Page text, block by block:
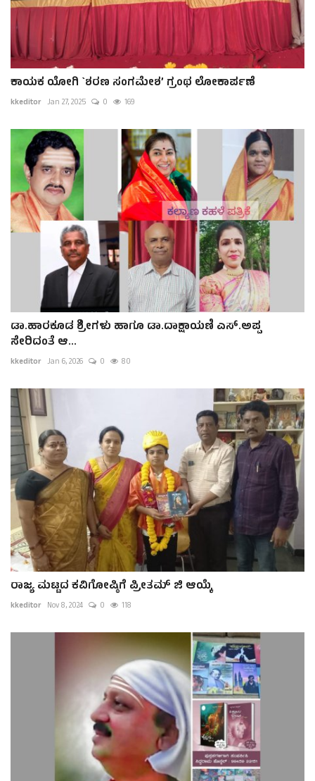
ಕಾಯಕ ಯೋಗಿ `ಶರಣ ಸಂಗಮೇಶ’ ಗ್ರಂಥ ಲೋಕಾರ್ಪಣೆ
kkeditor Jan 27, 2025 0 169
ಡಾ.ಹಾರಕೂಡ ಶ್ರೀಗಳು ಹಾಗೂ ಡಾ.ದಾಕ್ಷಾಯಣಿ ಎಸ್.ಅಪ್ಪ
ಸೇರಿದಂತೆ ಆ...
kkeditor Jan 6, 2026 0 80
ರಾಜ್ಯ ಮಟ್ಟದ ಕವಿಗೋಷ್ಠಿಗೆ ಪ್ರೀತಮ್ ಜಿ ಆಯ್ಕೆ
kkeditor Nov 8, 2024 0 118